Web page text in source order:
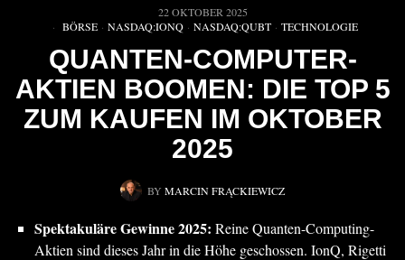
22 OKTOBER 2025
BÖRSE · NASDAQ:IONQ · NASDAQ:QUBT · TECHNOLOGIE
QUANTEN-COMPUTER-
AKTIEN BOOMEN: DIE TOP 5
ZUM KAUFEN IM OKTOBER
2025
BY MARCIN FRĄCKIEWICZ
Spektakuläre Gewinne 2025: Reine Quanten-Computing-
Aktien sind dieses Jahr in die Höhe geschossen. IonQ, Rigetti